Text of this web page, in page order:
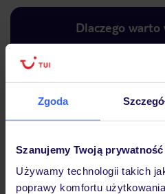
Zgoda
Szanujemy Twoją prywatność
Używamy technologii takich
poprawy komfortu
Dlaczego warto
Lider niskich cen